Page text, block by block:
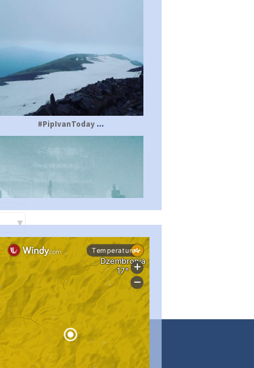
#PipIvanToday ...
#PipIvanToday...
pimrec_project